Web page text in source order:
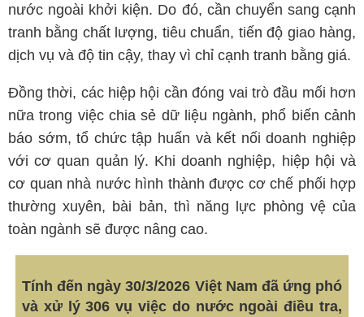
nước ngoài khởi kiện. Do đó, cần chuyển sang cạnh
tranh bằng chất lượng, tiêu chuẩn, tiến độ giao hàng,
dịch vụ và độ tin cậy, thay vì chỉ cạnh tranh bằng giá.
Đồng thời, các hiệp hội cần đóng vai trò đầu mối hơn
nữa trong việc chia sẻ dữ liệu ngành, phổ biến cảnh
báo sớm, tổ chức tập huấn và kết nối doanh nghiệp
với cơ quan quản lý. Khi doanh nghiệp, hiệp hội và
cơ quan nhà nước hình thành được cơ chế phối hợp
thường xuyên, bài bản, thì năng lực phòng vệ của
toàn ngành sẽ được nâng cao.
Tính đến ngày 30/3/2026 Việt Nam đã ứng phó
và xử lý 306 vụ việc do nước ngoài điều tra,